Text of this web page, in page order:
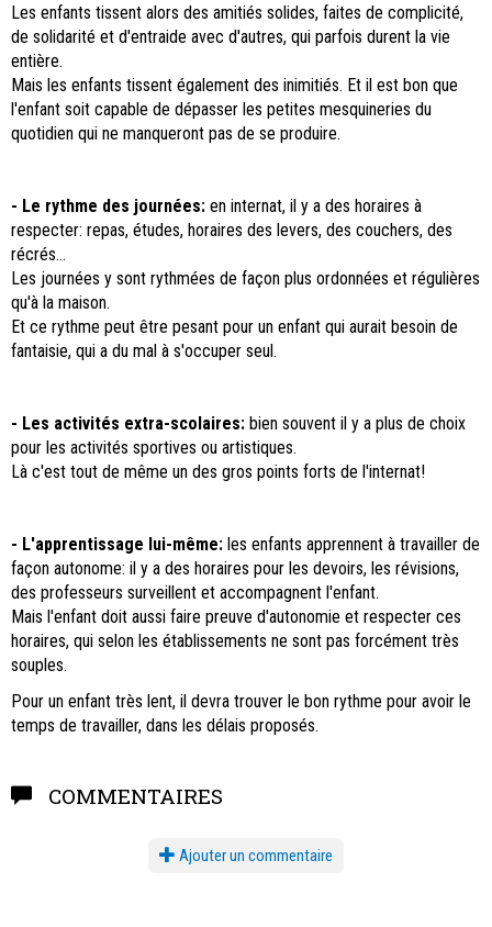
Les enfants tissent alors des amitiés solides, faites de complicité,
de solidarité et d'entraide avec d'autres, qui parfois durent la vie
entière.
Mais les enfants tissent également des inimitiés. Et il est bon que
l'enfant soit capable de dépasser les petites mesquineries du
quotidien qui ne manqueront pas de se produire.
- Le rythme des journées: en internat, il y a des horaires à
respecter: repas, études, horaires des levers, des couchers, des
récrés...
Les journées y sont rythmées de façon plus ordonnées et régulières
qu'à la maison.
Et ce rythme peut être pesant pour un enfant qui aurait besoin de
fantaisie, qui a du mal à s'occuper seul.
- Les activités extra-scolaires: bien souvent il y a plus de choix
pour les activités sportives ou artistiques.
Là c'est tout de même un des gros points forts de l'internat!
- L'apprentissage lui-même: les enfants apprennent à travailler de
façon autonome: il y a des horaires pour les devoirs, les révisions,
des professeurs surveillent et accompagnent l'enfant.
Mais l'enfant doit aussi faire preuve d'autonomie et respecter ces
horaires, qui selon les établissements ne sont pas forcément très
souples.
Pour un enfant très lent, il devra trouver le bon rythme pour avoir le
temps de travailler, dans les délais proposés.
COMMENTAIRES
Ajouter un commentaire